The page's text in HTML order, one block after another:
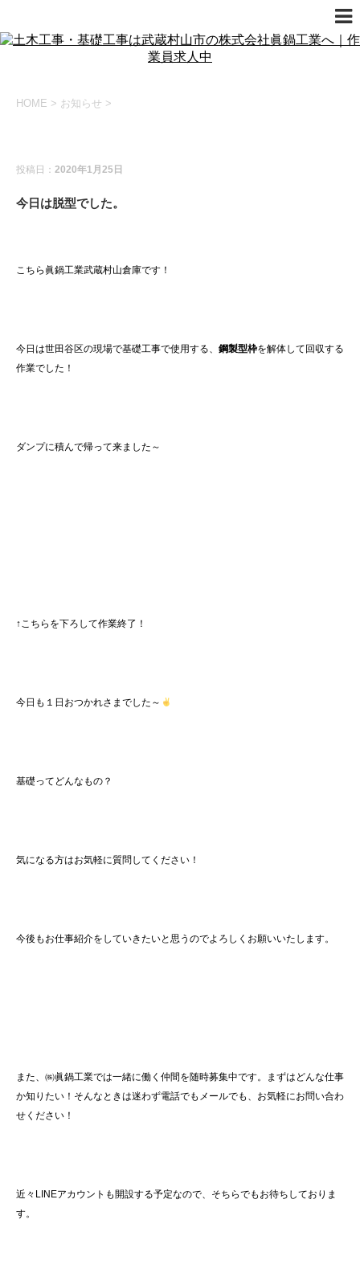
HOME > お知らせ >
投稿日： 2020年1月25日
今日は脱型でした。
こちら眞鍋工業武蔵村山倉庫です！
今日は世田谷区の現場で基礎工事で使用する、 鋼製型枠を解体して回収する
作業でした！
ダンプに積んで帰って来ました～
↑こちらを下ろして作業終了！
今日も１日おつかれさまでした～
基礎ってどんなもの？
気になる方はお気軽に質問してください！
今後もお仕事紹介をしていきたいと思うのでよろしくお願いいたします。
また、㈱眞鍋工業では一緒に働く仲間を随時募集中です。まずはどんな仕事
か知りたい！そんなときは迷わず電話でもメールでも、お気軽にお問い合わ
せください！
近々LINEアカウントも開設する予定なので、そちらでもお待ちしておりま
す。